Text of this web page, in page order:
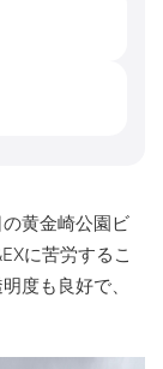
黄金崎公園ビ
に苦労するこ
度も良好で、